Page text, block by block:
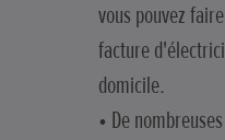
vous pouvez
facture
domicile.
• De